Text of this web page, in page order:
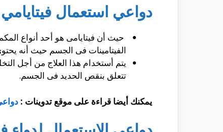
دواعي استعمال
حيث أن فيتايامى هو أحد أنواع
الفيتامينات فى الجسم حيث أنه
يتم أستخدام هذا العلاج من أجل
تتعلق بنقص الحديد فى الجسم.
يمكنك أيضا قراءة على موقع تدوينات :